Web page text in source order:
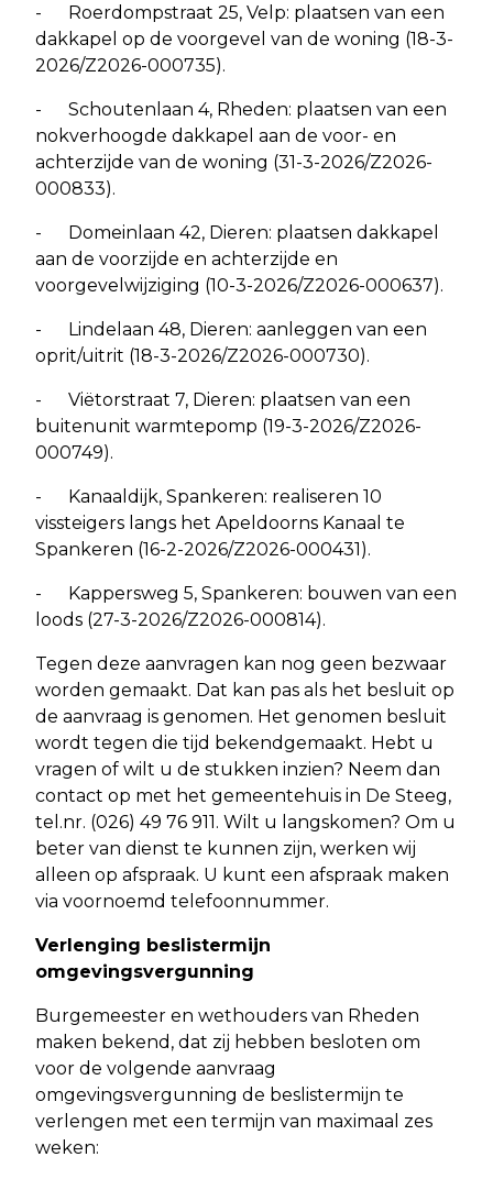
- Roerdompstraat 25, Velp: plaatsen van een
dakkapel op de voorgevel van de woning (18-3-
2026/Z2026-000735).
- Schoutenlaan 4, Rheden: plaatsen van een
nokverhoogde dakkapel aan de voor- en
achterzijde van de woning (31-3-2026/Z2026-
000833).
- Domeinlaan 42, Dieren: plaatsen dakkapel
aan de voorzijde en achterzijde en
voorgevelwijziging (10-3-2026/Z2026-000637).
- Lindelaan 48, Dieren: aanleggen van een
oprit/uitrit (18-3-2026/Z2026-000730).
- Viëtorstraat 7, Dieren: plaatsen van een
buitenunit warmtepomp (19-3-2026/Z2026-
000749).
- Kanaaldijk, Spankeren: realiseren 10
vissteigers langs het Apeldoorns Kanaal te
Spankeren (16-2-2026/Z2026-000431).
- Kappersweg 5, Spankeren: bouwen van een
loods (27-3-2026/Z2026-000814).
Tegen deze aanvragen kan nog geen bezwaar
worden gemaakt. Dat kan pas als het besluit op
de aanvraag is genomen. Het genomen besluit
wordt tegen die tijd bekendgemaakt. Hebt u
vragen of wilt u de stukken inzien? Neem dan
contact op met het gemeentehuis in De Steeg,
tel.nr. (026) 49 76 911. Wilt u langskomen? Om u
beter van dienst te kunnen zijn, werken wij
alleen op afspraak. U kunt een afspraak maken
via voornoemd telefoonnummer.
Verlenging beslistermijn
omgevingsvergunning
Burgemeester en wethouders van Rheden
maken bekend, dat zij hebben besloten om
voor de volgende aanvraag
omgevingsvergunning de beslistermijn te
verlengen met een termijn van maximaal zes
weken: